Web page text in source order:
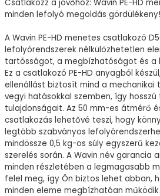
Csatlakozz a jövőhöz: Wavin PE-HD
minden lefolyó megoldás gördülékeny!
A Wavin PE-HD menetes csatlakozó
lefolyórendszerek nélkülözhetetlen
tartósságot, a megbízhatóságot és a
Ez a csatlakozó PE-HD anyagból
ellenállást biztosít mind a mechanikai
vegyi hatásokkal szemben, így
tulajdonságait. Az 50 mm-es átmérő
csatlakozás lehetővé teszi, hogy
legtöbb szabványos
mindössze 0,5 kg-os súly egyszerű
szerelés során. A Wavin név garancia
minden részletében a legmagasabb
felel meg, így Ön biztos lehet abban,
minden eleme megbízhatóan